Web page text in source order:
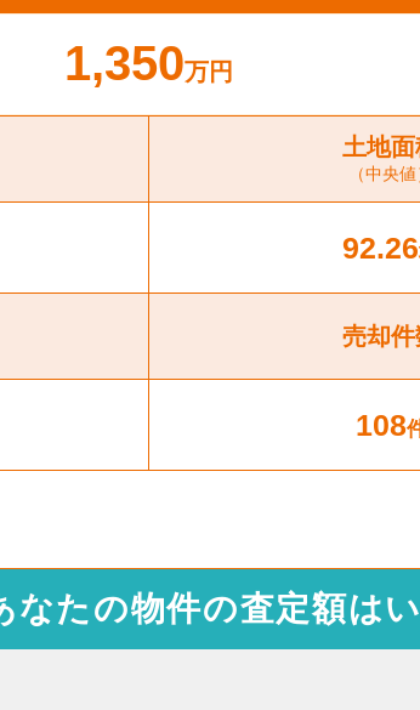
1,350万円
土地面
（中央
92.26
売却件
108
なたの物件の査定額は